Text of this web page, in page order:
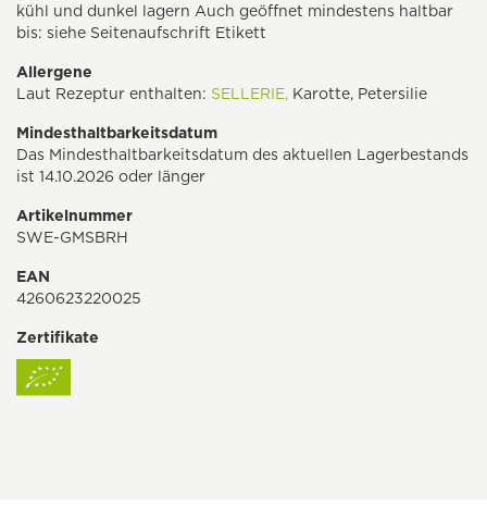
kühl und dunkel lagern Auch geöffnet mindestens haltbar
bis: siehe Seitenaufschrift Etikett
Allergene
Laut Rezeptur enthalten: SELLERIE, Karotte, Petersilie
Mindesthaltbarkeitsdatum
Das Mindesthaltbarkeitsdatum des aktuellen Lagerbestands
ist 14.10.2026 oder länger
Artikelnummer
SWE-GMSBRH
EAN
4260623220025
Zertifikate